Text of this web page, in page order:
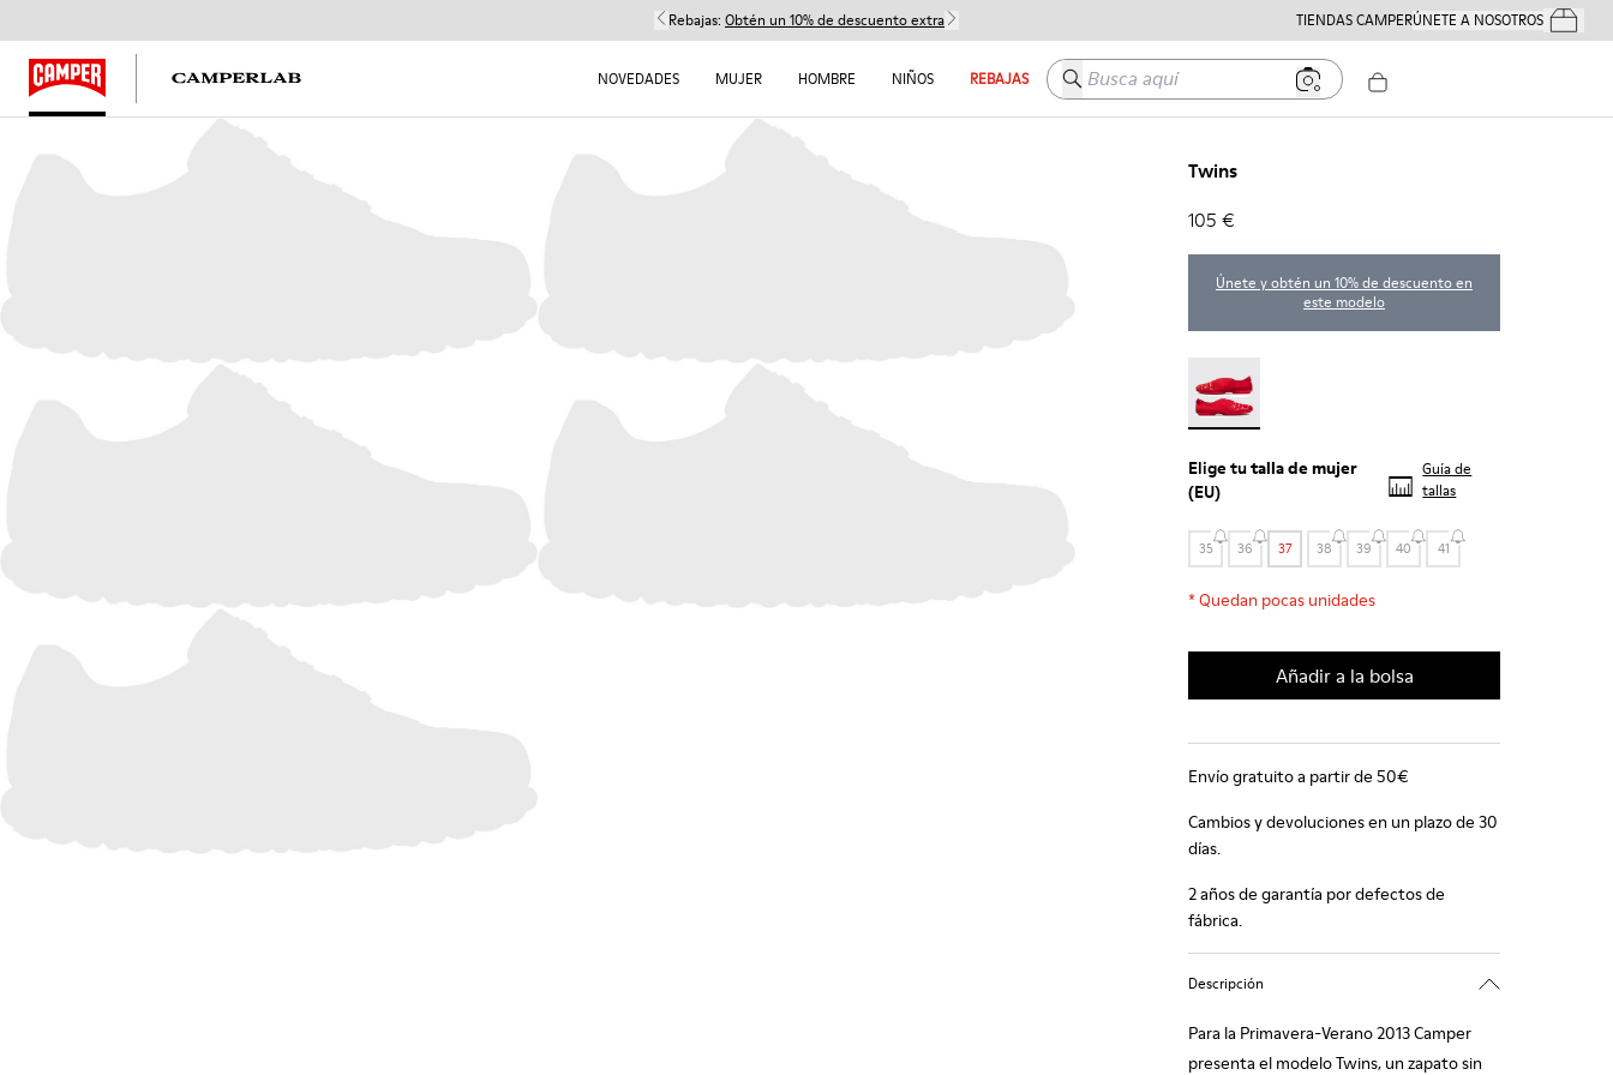
Rebajas: Obtén un 10% de descuento extra TIENDAS CAMPERÚNETE A NOSOTROSTus
NOVEDADES MUJER HOMBRE NIÑOS REBAJAS Busca aquí
Twins
105 €
Únete y obtén un 10% de descuento en
este modelo
Twins - 21788-004
Elige tutalla de mujer
(EU)
Guía de
tallas
35 36 37 38 39 40 41
*Quedan pocas unidades
Añadir a la bolsa
Envío gratuito a partir de 50€
Cambios y devoluciones en un plazo de 30
días.
2 años de garantía por defectos de
fábrica.
Descripción
Para la Primavera-Verano 2013 Camper
presenta el modelo Twins, un zapato sin